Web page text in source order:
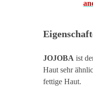
JOJOBA ist
Haut sehr
fettige Haut.